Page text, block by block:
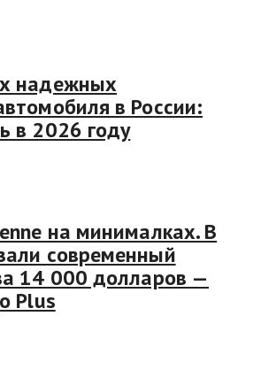
надежных
в России:
в 2026 году
на минималках. В
современный
14 000 долларов —
Plus